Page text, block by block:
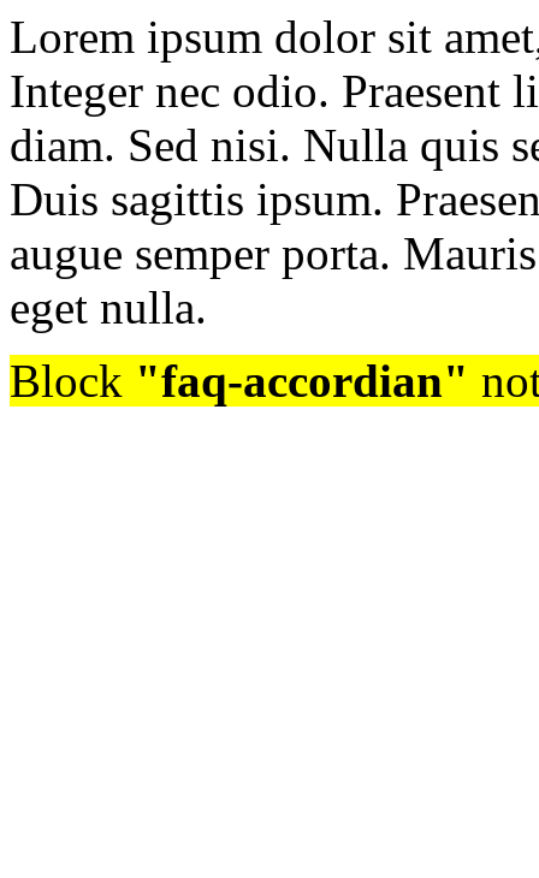
Lorem ipsum dolor sit
Integer nec odio. Praesent
diam. Sed nisi. Nulla quis
Duis sagittis ipsum.
augue semper porta.
eget nulla.
Block "faq-accordian"